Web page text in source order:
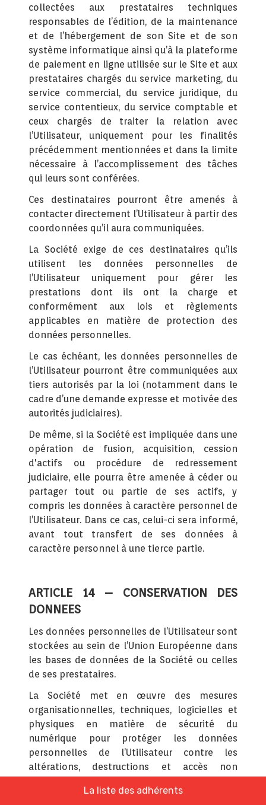
La liste des adhérents
collectées aux prestataires techniques
responsables de l’édition, de la maintenance
et de l’hébergement de son Site et de son
système informatique ainsi qu’à la plateforme
de paiement en ligne utilisée sur le Site et aux
prestataires chargés du service marketing, du
service commercial, du service juridique, du
service contentieux, du service comptable et
ceux chargés de traiter la relation avec
l’Utilisateur, uniquement pour les finalités
précédemment mentionnées et dans la limite
nécessaire à l’accomplissement des tâches
qui leurs sont conférées.
Ces destinataires pourront être amenés à
contacter directement l’Utilisateur à partir des
coordonnées qu’il aura communiquées.
La Société exige de ces destinataires qu’ils
utilisent les données personnelles de
l’Utilisateur uniquement pour gérer les
prestations dont ils ont la charge et
conformément aux lois et règlements
applicables en matière de protection des
données personnelles.
Le cas échéant, les données personnelles de
l’Utilisateur pourront être communiquées aux
tiers autorisés par la loi (notamment dans le
cadre d’une demande expresse et motivée des
autorités judiciaires).
De même, si la Société est impliquée dans une
opération de fusion, acquisition, cession
d'actifs ou procédure de redressement
judiciaire, elle pourra être amenée à céder ou
partager tout ou partie de ses actifs, y
compris les données à caractère personnel de
l’Utilisateur. Dans ce cas, celui-ci sera informé,
avant tout transfert de ses données à
caractère personnel à une tierce partie.
ARTICLE 14 – CONSERVATION DES
DONNEES
Les données personnelles de l’Utilisateur sont
stockées au sein de l’Union Européenne dans
les bases de données de la Société ou celles
de ses prestataires.
La Société met en œuvre des mesures
organisationnelles, techniques, logicielles et
physiques en matière de sécurité du
numérique pour protéger les données
personnelles de l’Utilisateur contre les
altérations, destructions et accès non
qu'internet n'est pas un environnement